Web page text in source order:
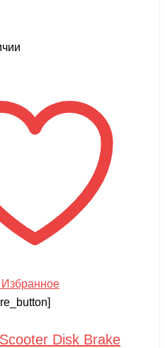
Disk Brake